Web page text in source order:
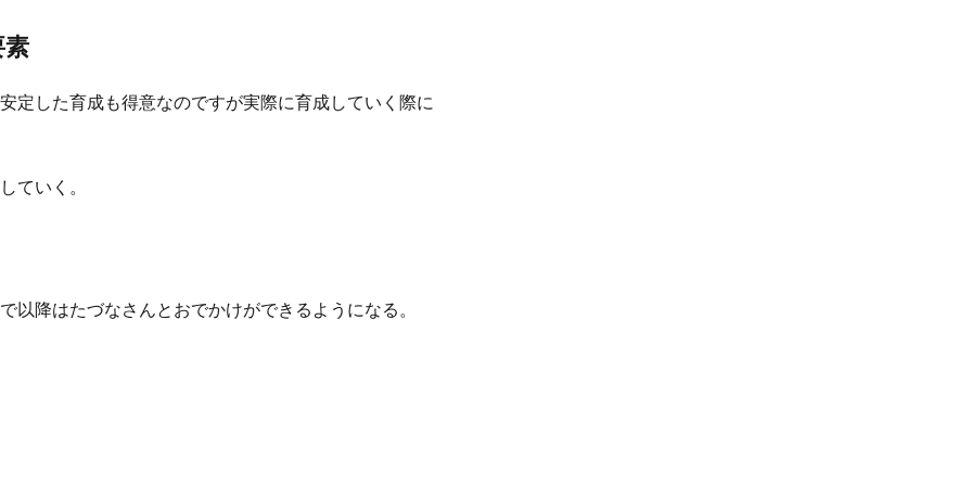
定した育成も得意なのですが実際に育成していく際に
ていく。
降はたづなさんとおでかけができるようになる。